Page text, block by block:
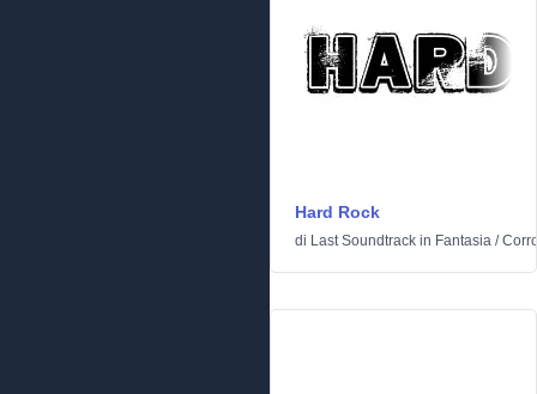
Hard Rock
di Last Soundtrack in Fantasia /